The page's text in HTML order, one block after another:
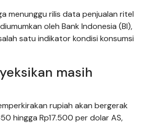
menunggu rilis data penjualan ritel
oleh Bank Indonesia (BI),
satu indikator kondisi konsumsi
masih
rupiah akan bergerak
hingga Rp17.500 per dolar AS,